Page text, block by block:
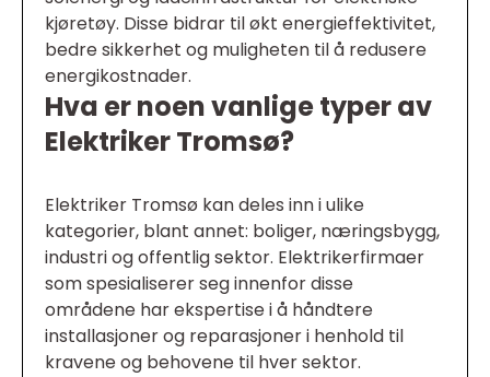
kjøretøy. Disse bidrar til økt energieffektivitet,
bedre sikkerhet og muligheten til å redusere
energikostnader.
Hva er noen vanlige typer av
Elektriker Tromsø?
Elektriker Tromsø kan deles inn i ulike
kategorier, blant annet: boliger, næringsbygg,
industri og offentlig sektor. Elektrikerfirmaer
som spesialiserer seg innenfor disse
områdene har ekspertise i å håndtere
installasjoner og reparasjoner i henhold til
kravene og behovene til hver sektor.